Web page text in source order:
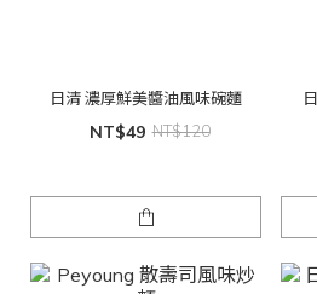
日清 濃厚鮮美醬油風味碗麵
NT$49 NT$120